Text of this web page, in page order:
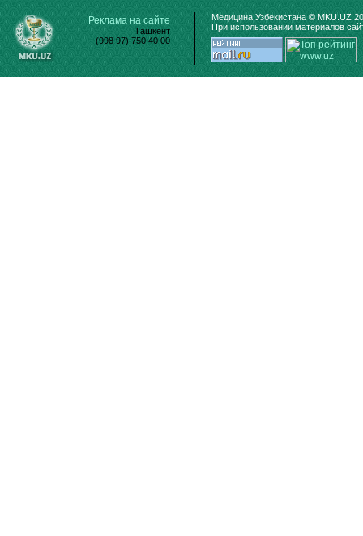
Реклама на сайте
Ташкент
(998 97) 750 40 00
Медицина Узбекистана © MKU.UZ
При использовании материалов